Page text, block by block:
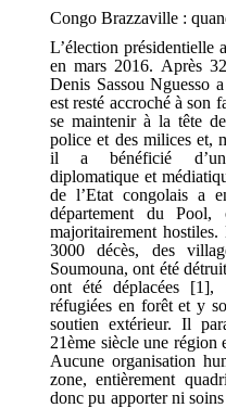
Congo Brazzaville :
L’élection présidentielle
en mars 2016. Après
Denis Sassou Nguesso
est resté accroché à son
se maintenir à la tête
police et des milices et,
il a bénéficié d’un
diplomatique et
de l’Etat congolais a
département du
majoritairement
3000 décès, des
Soumouna, ont été
ont été déplacées [1],
réfugiées en forêt et y
soutien extérieur. Il
21ème siècle une
Aucune organisation
zone, entièrement
donc pu apporter ni